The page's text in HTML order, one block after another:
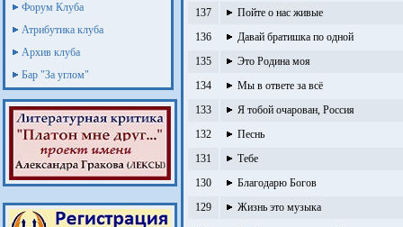
Форум Клуба
Атрибутика клуба
Архив клуба
Бар "За углом"
137
Пойте о нас живые
136
Давай братишка по одной
135
Это Родина моя
134
Мы в ответе за всё
133
Я тобой очарован, Россия
132
Песнь
131
Тебе
130
Благодарю Богов
129
Жизнь это музыка